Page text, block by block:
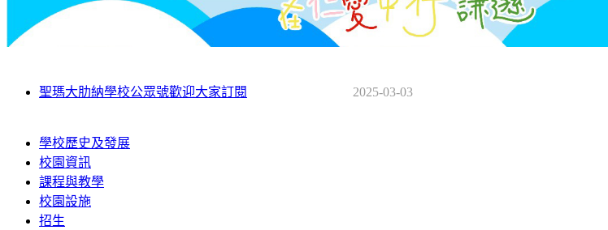
2025-03-03
聖瑪大肋納學校公眾號歡迎大家訂閱
學校歷史及發展
校園資訊
課程與教學
校園設施
招生